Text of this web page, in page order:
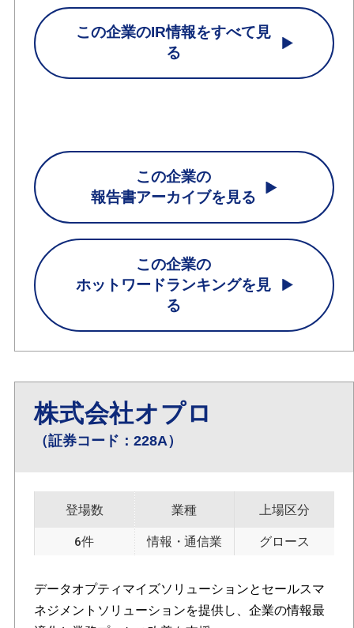
この企業のIR情報をすべて見
る
この企業の
報告書アーカイブを見る
この企業の
ホットワードランキングを見
る
株式会社オプロ
（証券コード：228A）
登場数
6件
業種
情報・通信業
上場区分
グロース
データオプティマイズソリューションとセールスマ
ネジメントソリューションを提供し、企業の情報最